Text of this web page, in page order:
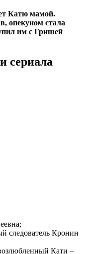
Катю мамой.
опекуном стала
им с Гришей
сериала
следователь Кронин
Кати –